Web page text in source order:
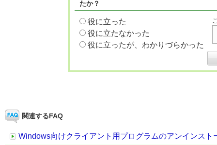
たか？
役に立った
役に立たなかった
役に立ったが、わかりづらかった
関連するFAQ
Windows向けクライアント用プログラムのアンインスト